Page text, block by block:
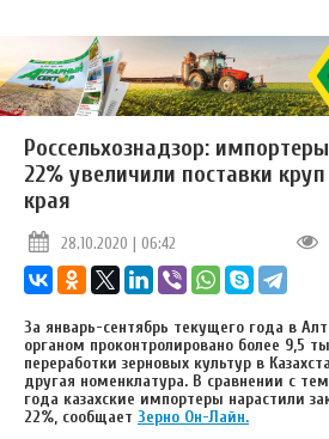
Россельхознадзор:
22% увеличили поставки
края
28.10.2020 | 06:42
За январь-сентябрь текущего года в
органом проконтролировано более 9,5
переработки зерновых культур в
другая номенклатура. В сравнении с
года казахские импортеры нарастили
22%, сообщает Зерно Он-Лайн.